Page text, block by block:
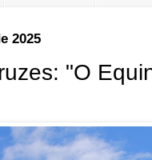
2025
"O